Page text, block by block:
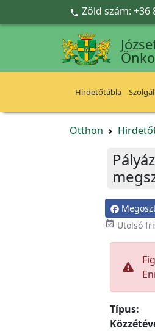
Ugrás a fő tartalomra
 Zöld szám: +36
Hirdetőtábla
Otthon
 Utolsó
Típus: